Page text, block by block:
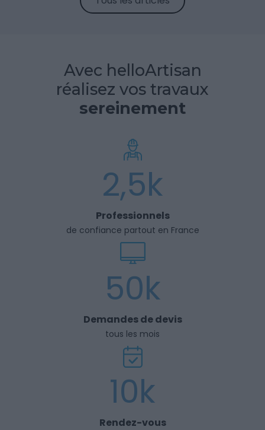
Avec helloArtisan
réalisez vos travaux
sereinement
2,5k
Professionnels
de confiance partout en France
50k
Demandes de devis
tous les mois
10k
Rendez-vous